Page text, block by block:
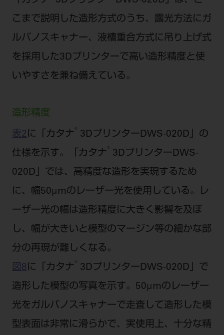
こまで説明した造形方式のうち、露光方法にガ
ルバノスキャナー、液槽重合方式に吊り上げ式
を採用した3Dプリンターで高い造形精度と使
いやすさを兼ね備えている。
造形精度
表2 に「カタナ
3DプリンターDWS-020D」の
仕様を示す。「カタナ
3DプリンターDWS-
020D」では、高精度な造形を実現するため
に、幅50μmのレーザー光を使用している。レ
ーザー光の幅は造形精度に大きく影響を及ぼ
し、幅が大きいと模型のマージン等の細かな部
分の再現が難しくなる。
図8 に「カタナ
3DプリンターDWS-020D」で
造形した模型の写真を示す。50μmのレーザー
光をガルバノスキャナーで走査して造形した模
型表面は非常に滑らかで、実使用上、十分な精